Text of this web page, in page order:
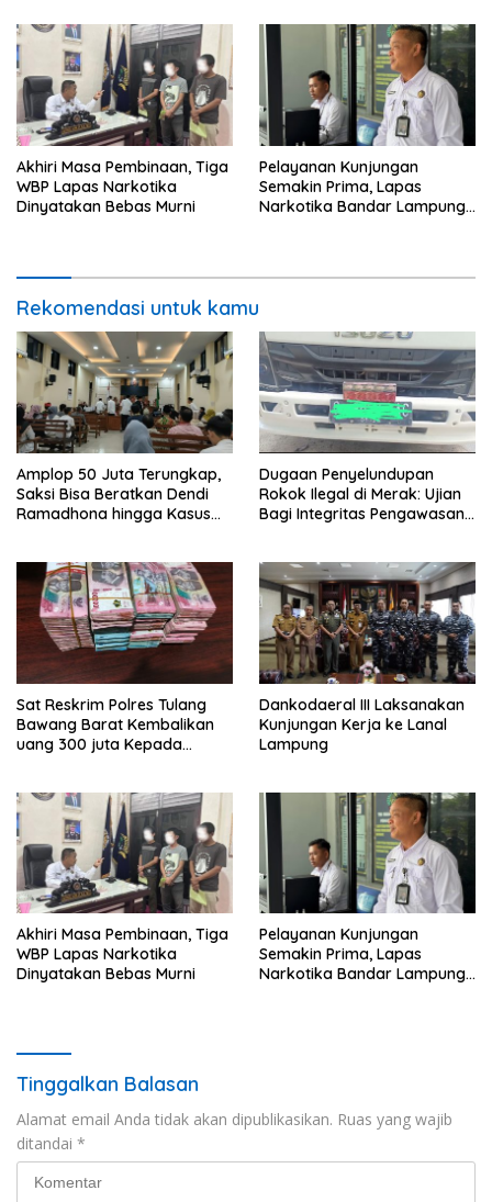
Akhiri Masa Pembinaan, Tiga
WBP Lapas Narkotika
Dinyatakan Bebas Murni
Pelayanan Kunjungan
Semakin Prima, Lapas
Narkotika Bandar Lampung
Rekomendasi untuk kamu
Amplop 50 Juta Terungkap,
Saksi Bisa Beratkan Dendi
Ramadhona hingga Kasus
Dugaan Penyelundupan
Rokok Ilegal di Merak: Ujian
Bagi Integritas Pengawasan
Sat Reskrim Polres Tulang
Bawang Barat Kembalikan
uang 300 juta Kepada
Dankodaeral III Laksanakan
Kunjungan Kerja ke Lanal
Lampung
Akhiri Masa Pembinaan, Tiga
WBP Lapas Narkotika
Dinyatakan Bebas Murni
Pelayanan Kunjungan
Semakin Prima, Lapas
Narkotika Bandar Lampung
Tinggalkan Balasan
Alamat email Anda tidak akan dipublikasikan. Ruas yang wajib
ditandai *